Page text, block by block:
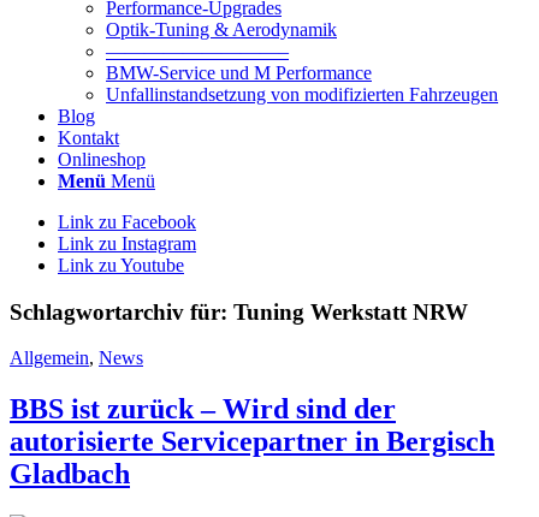
Performance-Upgrades
Optik-Tuning & Aerodynamik
—————————–
BMW-Service und M Performance
Unfallinstandsetzung von modifizierten Fahrzeugen
Blog
Kontakt
Onlineshop
Menü Menü
Link zu Facebook
Link zu Instagram
Link zu Youtube
Schlagwortarchiv für: Tuning Werkstatt NRW
Allgemein, News
BBS ist zurück – Wird sind der
autorisierte Servicepartner in Bergisch
Gladbach